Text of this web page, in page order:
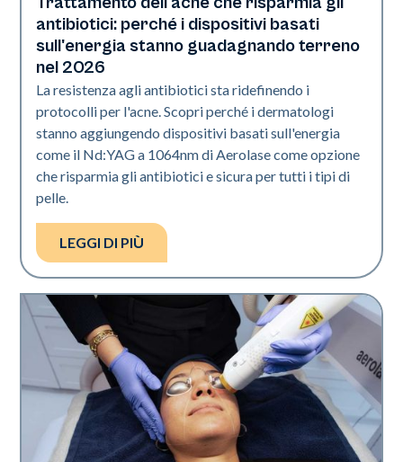
Salute della pelle
antibiotici: perché i dispositivi basati
sull'energia stanno guadagnando terreno
nel 2026
La resistenza agli antibiotici sta ridefinendo i
protocolli per l'acne. Scopri perché i dermatologi
stanno aggiungendo dispositivi basati sull'energia
come il Nd:YAG a 1064nm di Aerolase come opzione
che risparmia gli antibiotici e sicura per tutti i tipi di
pelle.
LEGGI DI PIÙ